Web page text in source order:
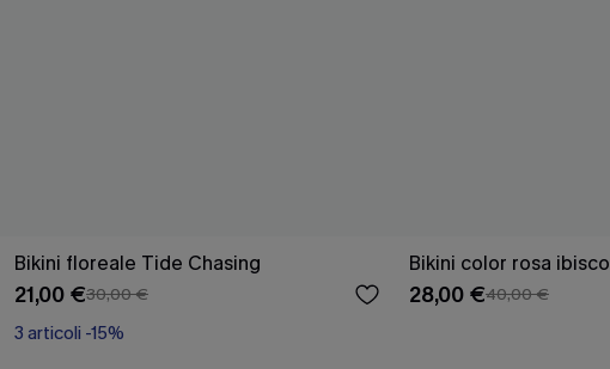
Bikini floreale Tide Chasing
21,00 €30,00 €
3 articoli -15%
Bikini color rosa ibisco
28,00 €40,00 €